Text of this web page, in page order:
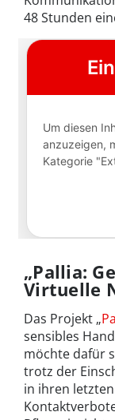
48 Stunden
„Pallia:
Virtuelle
Das Projekt „
sensibles
möchte dafür
trotz der
in ihren